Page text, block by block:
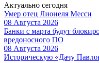
Актуально сегодня
Умер отец Лионеля Месси
08 Августа 2026
Банки с марта будут
вредоносного ПО
08 Августа 2026
Историческую «Дачу